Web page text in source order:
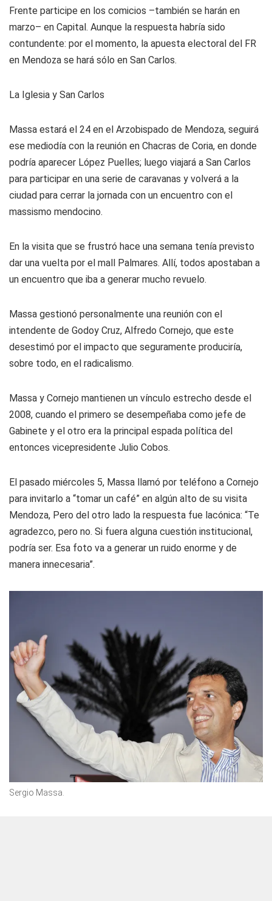
Frente participe en los comicios –también se harán en
marzo– en Capital. Aunque la respuesta habría sido
contundente: por el momento, la apuesta electoral del FR
en Mendoza se hará sólo en San Carlos.
La Iglesia y San Carlos
Massa estará el 24 en el Arzobispado de Mendoza, seguirá
ese mediodía con la reunión en Chacras de Coria, en donde
podría aparecer López Puelles; luego viajará a San Carlos
para participar en una serie de caravanas y volverá a la
ciudad para cerrar la jornada con un encuentro con el
massismo mendocino.
En la visita que se frustró hace una semana tenía previsto
dar una vuelta por el mall Palmares. Allí, todos apostaban a
un encuentro que iba a generar mucho revuelo.
Massa gestionó personalmente una reunión con el
intendente de Godoy Cruz, Alfredo Cornejo, que este
desestimó por el impacto que seguramente produciría,
sobre todo, en el radicalismo.
Massa y Cornejo mantienen un vínculo estrecho desde el
2008, cuando el primero se desempeñaba como jefe de
Gabinete y el otro era la principal espada política del
entonces vicepresidente Julio Cobos.
El pasado miércoles 5, Massa llamó por teléfono a Cornejo
para invitarlo a “tomar un café” en algún alto de su visita
Mendoza, Pero del otro lado la respuesta fue lacónica: “Te
agradezco, pero no. Si fuera alguna cuestión institucional,
podría ser. Esa foto va a generar un ruido enorme y de
manera innecesaria”.
Sergio Massa.